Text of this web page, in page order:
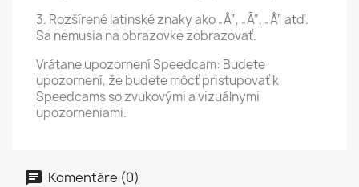
3. Rozšírené latinské znaky ako „Å“, „Ã“, „Å“ atď.
Sa nemusia na obrazovke zobrazovať.
Vrátane upozornení Speedcam: Budete
upozornení, že budete môcť pristupovať k
Speedcams so zvukovými a vizuálnymi
upozorneniami.
Komentáre (0)